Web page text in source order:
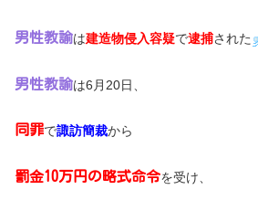
男性教諭は建造物侵入容疑で逮捕された
男性教諭は6月20日、
同罪で諏訪簡裁から
罰金10万円の略式命令を受け、